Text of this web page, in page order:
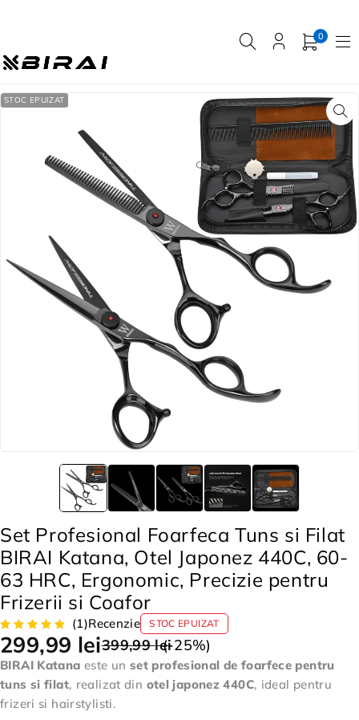
0
STOC EPUIZAT
Set Profesional Foarfeca Tuns si Filat
BIRAI Katana, Otel Japonez 440C, 60-
63 HRC, Ergonomic, Precizie pentru
Frizerii si Coafor
(1)Recenzie STOC EPUIZAT
399,99lei
299,99 lei (-25%)
BIRAI Katana este un set profesional de foarfece pentru
tuns si filat, realizat din otel japonez 440C, ideal pentru
frizeri si hairstylisti.